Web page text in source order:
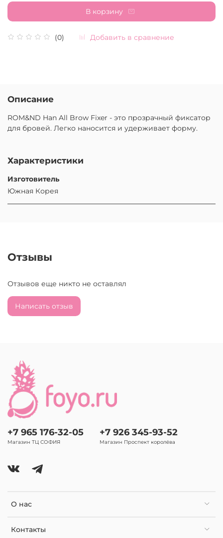
(0) Добавить в сравнение
В корзину
Описание
ROM&ND Han All Brow Fixer - это прозрачный фиксатор
для бровей. Легко наносится и удерживает форму.
Характеристики
Изготовитель
Южная Корея
Отзывы
Отзывов еще никто не оставлял
Написать отзыв
О нас
Контакты
+7 965 176-32-05
Магазин ТЦ СОФИЯ
+7 926 345-93-52
Магазин Проспект королёва